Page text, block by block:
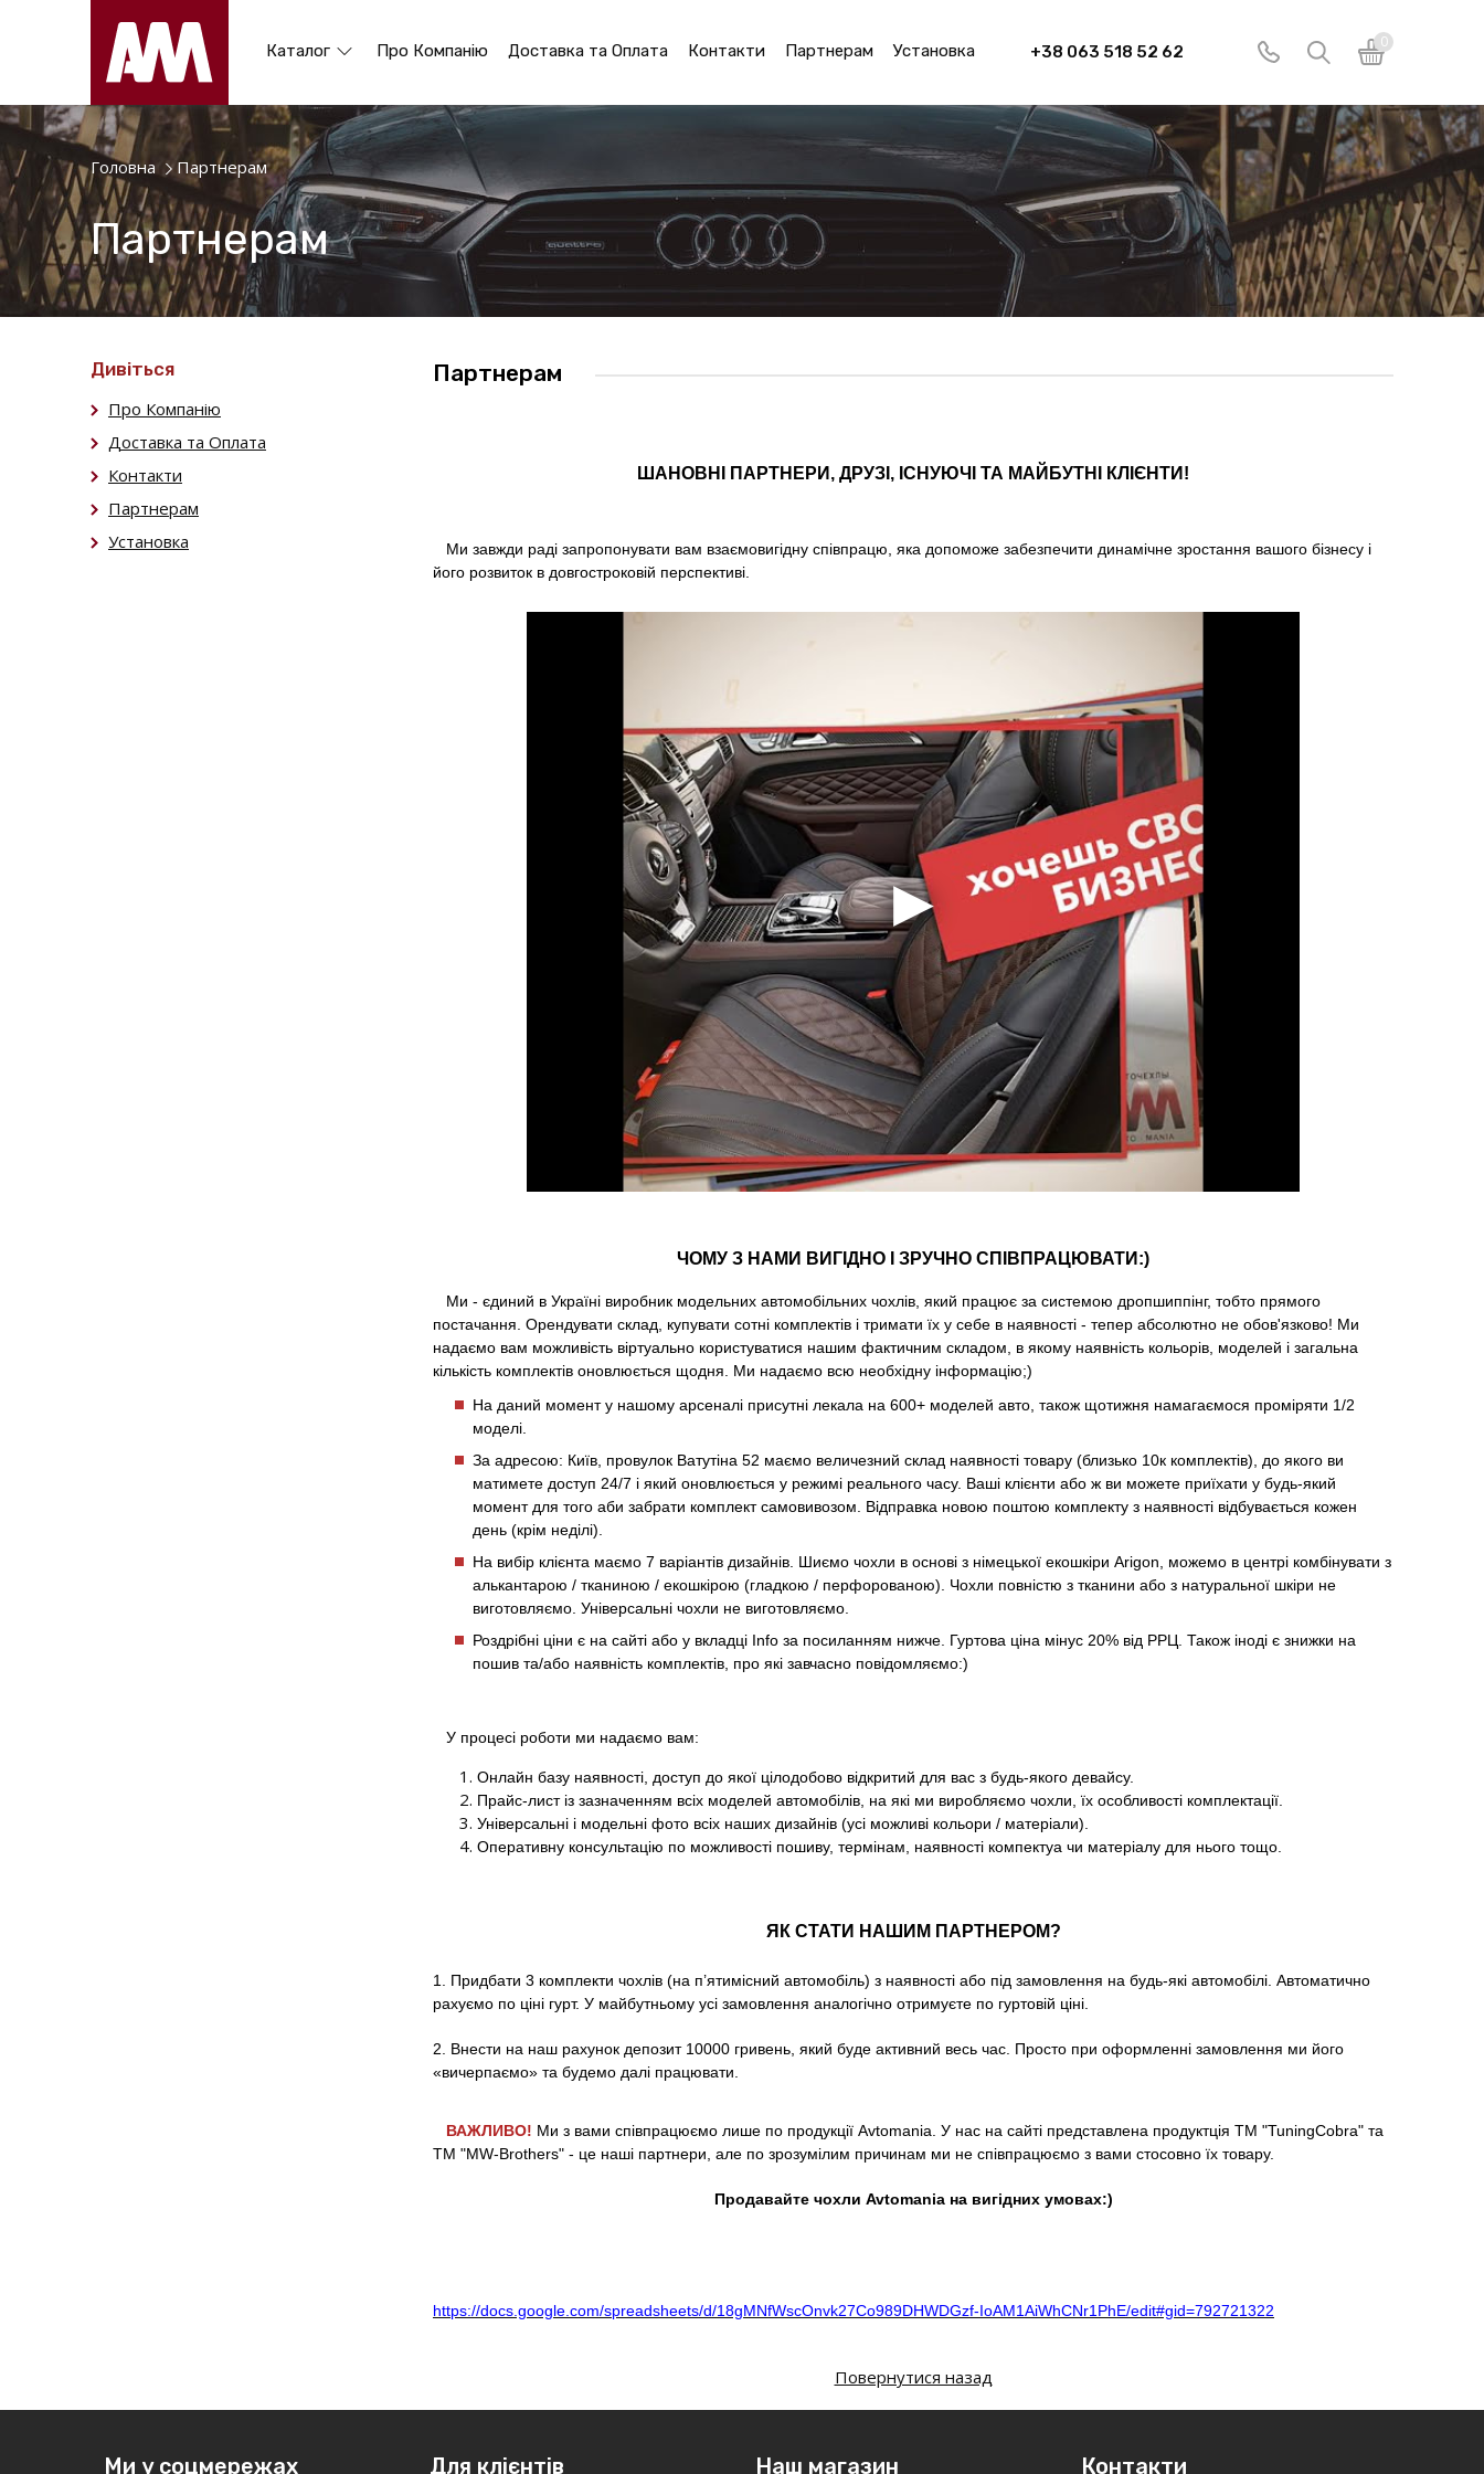
Каталог Про Компанію Доставка та Оплата Контакти Партнерам Установка +38 063 518 52 62
0
Головна Партнерам
Партнерам
Партнерам
ШАНОВНІ ПАРТНЕРИ, ДРУЗІ, ІСНУЮЧІ ТА МАЙБУТНІ КЛІЄНТИ!
Ми завжди раді запропонувати вам взаємовигідну співпрацю, яка допоможе забезпечити динамічне зростання вашого бізнесу і
його розвиток в довгостроковій перспективі.
ЧОМУ З НАМИ ВИГІДНО І ЗРУЧНО СПІВПРАЦЮВАТИ:)
Ми - єдиний в Україні виробник модельних автомобільних чохлів, який працює за системою дропшиппінг, тобто прямого
постачання. Орендувати склад, купувати сотні комплектів і тримати їх у себе в наявності - тепер абсолютно не обов'язково! Ми
надаємо вам можливість віртуально користуватися нашим фактичним складом, в якому наявність кольорів, моделей і загальна
кількість комплектів оновлюється щодня. Ми надаємо всю необхідну інформацію;)
На даний момент у нашому арсеналі присутні лекала на 600+ моделей авто, також щотижня намагаємося проміряти 1/2
моделі.
За адресою: Київ, провулок Ватутіна 52 маємо величезний склад наявності товару (близько 10к комплектів), до якого ви
матимете доступ 24/7 і який оновлюється у режимі реального часу. Ваші клієнти або ж ви можете приїхати у будь-який
момент для того аби забрати комплект самовивозом. Відправка новою поштою комплекту з наявності відбувається кожен
день (крім неділі).
На вибір клієнта маємо 7 варіантів дизайнів. Шиємо чохли в основі з німецької екошкіри Arigon, можемо в центрі комбінувати з
алькантарою / тканиною / екошкірою (гладкою / перфорованою). Чохли повністю з тканини або з натуральної шкіри не
виготовляємо. Універсальні чохли не виготовляємо.
Роздрібні ціни є на сайті або у вкладці Info за посиланням нижче. Гуртова ціна мінус 20% від РРЦ. Також іноді є знижки на
пошив та/або наявність комплектів, про які завчасно повідомляємо:)
У процесі роботи ми надаємо вам:
Онлайн базу наявності, доступ до якої цілодобово відкритий для вас з будь-якого девайсу.
Прайс-лист із зазначенням всіх моделей автомобілів, на які ми виробляємо чохли, їх особливості комплектації.
Універсальні і модельні фото всіх наших дизайнів (усі можливі кольори / матеріали).
Оперативну консультацію по можливості пошиву, термінам, наявності компектуа чи матеріалу для нього тощо.
ЯК СТАТИ НАШИМ ПАРТНЕРОМ?
1. Придбати 3 комплекти чохлів (на п’ятимісний автомобіль) з наявності або під замовлення на будь-які автомобілі. Автоматично
рахуємо по ціні гурт. У майбутньому усі замовлення аналогічно отримуєте по гуртовій ціні.
2. Внести на наш рахунок депозит 10000 гривень, який буде активний весь час. Просто при оформленні замовлення ми його
«вичерпаємо» та будемо далі працювати.
ВАЖЛИВО! Ми з вами співпрацюємо лише по продукції Avtomania. У нас на сайті представлена продуктція ТМ "TuningCobra" та
ТМ "MW-Brothers" - це наші партнери, але по зрозумілим причинам ми не співпрацюємо з вами стосовно їх товару.
Продавайте чохли Avtomania на вигідних умовах:)
https://docs.google.com/spreadsheets/d/18gMNfWscOnvk27Co989DHWDGzf-IoAM1AiWhCNr1PhE/edit#gid=792721322
Повернутися назад
Дивіться
Про Компанію
Доставка та Оплата
Контакти
Партнерам
Установка
Ми у соцмережах Для клієнтів Наш магазин Контакти